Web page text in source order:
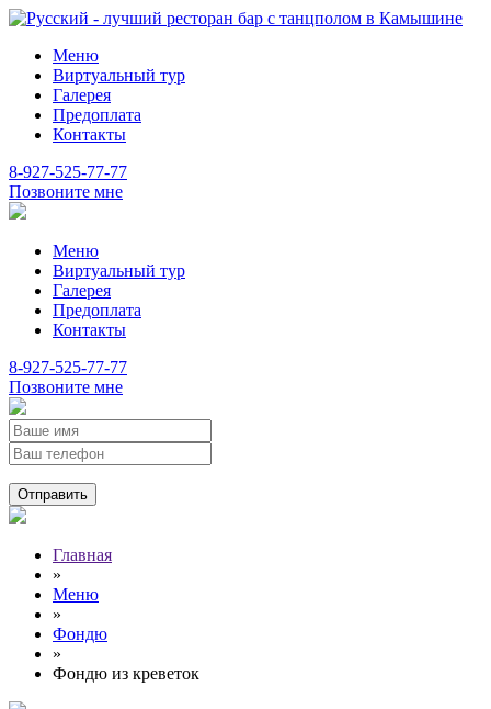
Меню
Виртуальный тур
Галерея
Предоплата
Контакты
8-927-525-77-77
Позвоните мне
Меню
Виртуальный тур
Галерея
Предоплата
Контакты
8-927-525-77-77
Позвоните мне
Главная
»
Меню
»
Фондю
»
Фондю из креветок